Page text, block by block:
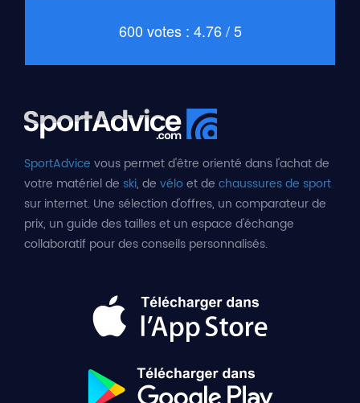
600 votes : 4.76 / 5
SportAdvice vous permet d'être orienté dans l'achat de
votre matériel de ski, de véloet de chaussures de sport
sur internet. Une sélection d'offres, un comparateur de
prix, un guide des tailles et un espace d'échange
collaboratif pour des conseils personnalisés.